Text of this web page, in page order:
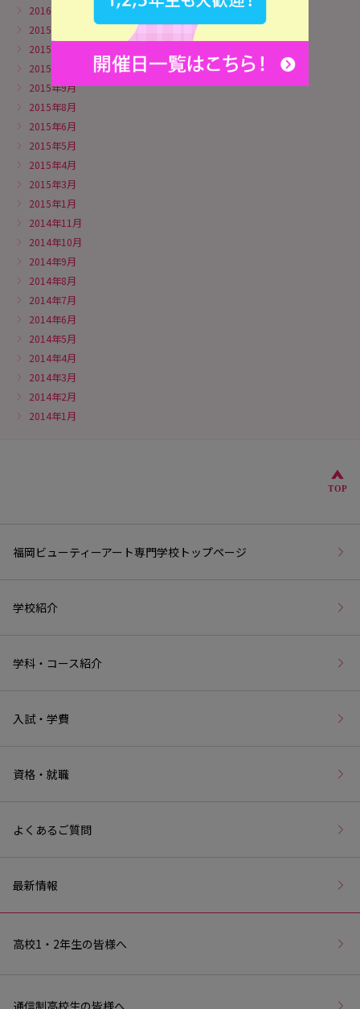
2016年1月
2015年12月
2015年11月
2015年10月
2015年9月
2015年8月
2015年6月
2015年5月
2015年4月
2015年3月
2015年1月
2014年11月
2014年10月
2014年9月
2014年8月
2014年7月
2014年6月
2014年5月
2014年4月
2014年3月
2014年2月
2014年1月
こ
TOP
福岡ビューティーアート専門学校トップページ
学校紹介
学科・コース紹介
入試・学費
資格・就職
よくあるご質問
最新情報
高校1・2年生の皆様へ
通信制高校生の皆様へ